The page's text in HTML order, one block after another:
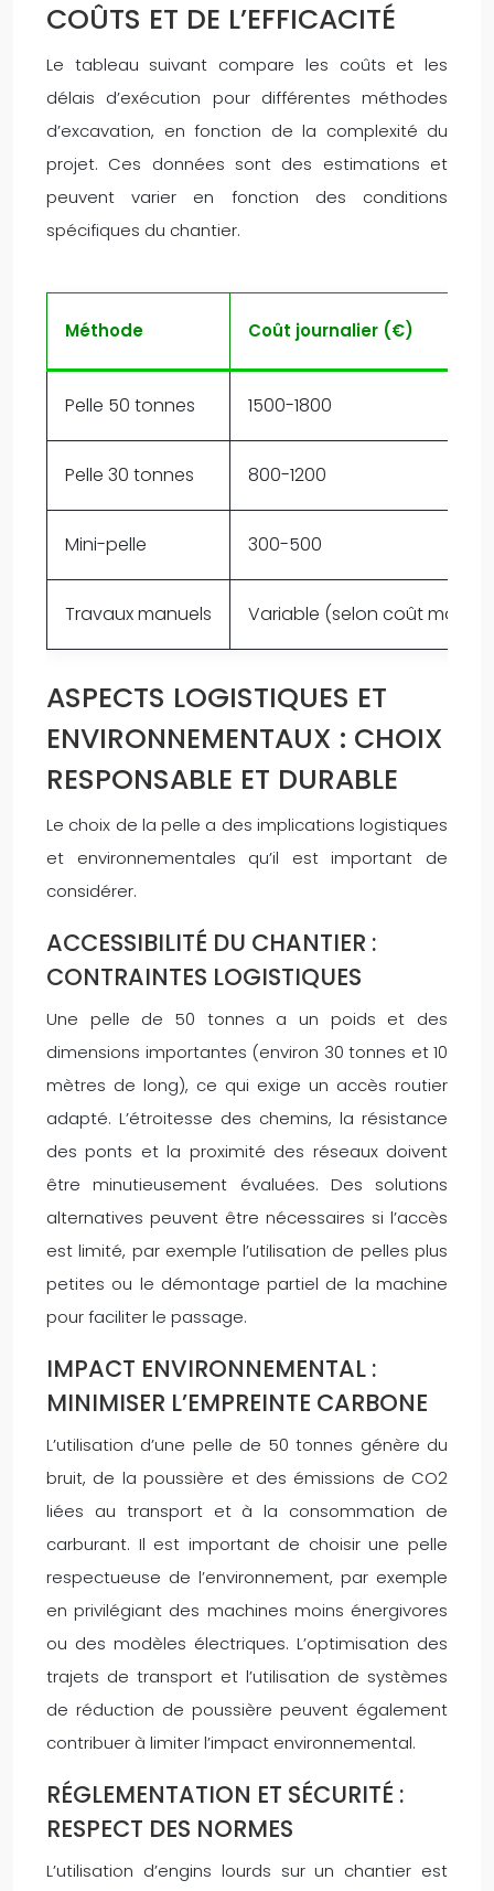
COÛTS ET DE L’EFFICACITÉ
Le tableau suivant compare les coûts et les
délais d’exécution pour différentes méthodes
d’excavation, en fonction de la complexité du
projet. Ces données sont des estimations et
peuvent varier en fonction des conditions
spécifiques du chantier.
Méthode Coût journalier (€)
Pelle 50 tonnes 1500-1800
Pelle 30 tonnes 800-1200
Mini-pelle 300-500
Travaux manuels Variable (selon coût main
ASPECTS LOGISTIQUES ET
ENVIRONNEMENTAUX : CHOIX
RESPONSABLE ET DURABLE
Le choix de la pelle a des implications logistiques
et environnementales qu’il est important de
considérer.
ACCESSIBILITÉ DU CHANTIER :
CONTRAINTES LOGISTIQUES
Une pelle de 50 tonnes a un poids et des
dimensions importantes (environ 30 tonnes et 10
mètres de long), ce qui exige un accès routier
adapté. L’étroitesse des chemins, la résistance
des ponts et la proximité des réseaux doivent
être minutieusement évaluées. Des solutions
alternatives peuvent être nécessaires si l’accès
est limité, par exemple l’utilisation de pelles plus
petites ou le démontage partiel de la machine
pour faciliter le passage.
IMPACT ENVIRONNEMENTAL :
MINIMISER L’EMPREINTE CARBONE
L’utilisation d’une pelle de 50 tonnes génère du
bruit, de la poussière et des émissions de CO2
liées au transport et à la consommation de
carburant. Il est important de choisir une pelle
respectueuse de l’environnement, par exemple
en privilégiant des machines moins énergivores
ou des modèles électriques. L’optimisation des
trajets de transport et l’utilisation de systèmes
de réduction de poussière peuvent également
contribuer à limiter l’impact environnemental.
RÉGLEMENTATION ET SÉCURITÉ :
RESPECT DES NORMES
L’utilisation d’engins lourds sur un chantier est